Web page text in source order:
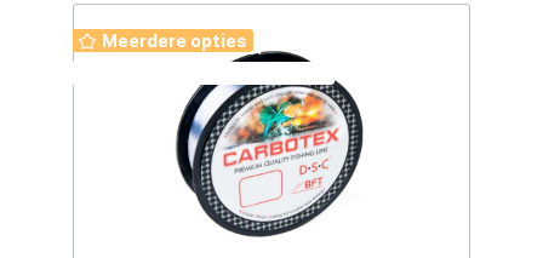
Meerdere opties